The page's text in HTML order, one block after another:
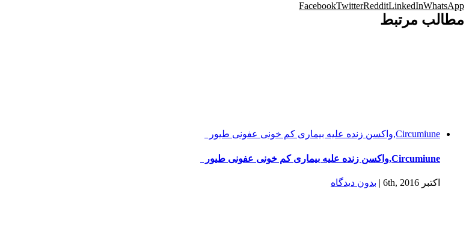
FacebookTwitterRedditLinkedInWhatsApp
مطالب مرتبط
Circumiune,واکسن زنده علیه بیماری کم خونی عفونی طیور
Circumiune,واکسن زنده علیه بیماری کم خونی عفونی طیور
اکتبر 6th, 2016 | بدون ديدگاه